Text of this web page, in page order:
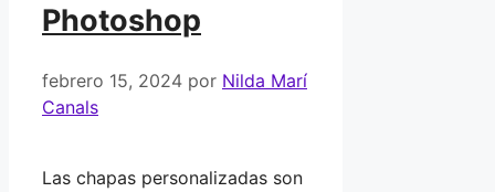
Photoshop
febrero 15, 2024 por Nilda Marí
Canals
Las chapas personalizadas son